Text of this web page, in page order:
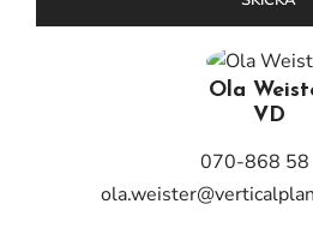
Ola
VD
070-868 58